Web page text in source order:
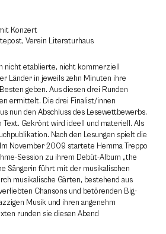
Konzert
Verein Literaturhaus
nicht etablierte, nicht kommerziell
Länder in jeweils zehn Minuten ihre
geben. Aus diesen drei Runden
ermittelt. Die drei Finalist/innen
nun den Abschluss des Lesewettbewerbs.
Text. Gekrönt wird ideell und materiell. Als
Nach den Lesungen spielt die
November 2009 startete Hemma Treppo
Session zu ihrem Debüt-Album „the
Sängerin führt mit der musikalischen
musikalische Gärten, bestehend aus
Chansons und betörenden Big-
Musik und ihren angenehm
runden sie diesen Abend